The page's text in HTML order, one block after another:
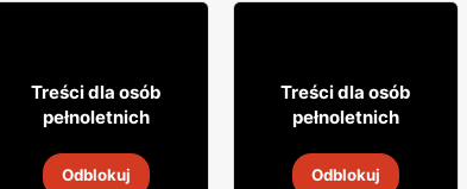
4999
Whisky Clan campbell
Treści dla osób
pełnoletnich
Odblokuj
49
Napój alkoholowy Soplica
Treści dla osób
pełnoletnich
Odblokuj